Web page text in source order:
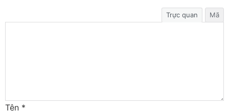
Trực quan Mã
Tên *